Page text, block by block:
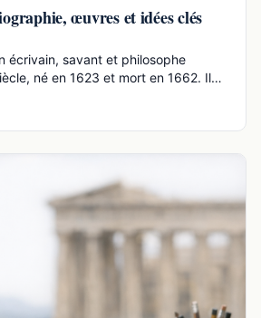
œuvres et idées clés
écrivain, savant et philosophe
né en 1623 et mort en 1662. Il